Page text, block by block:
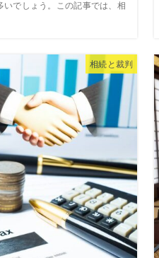
いでしょう。この記事では、相
相続と裁判